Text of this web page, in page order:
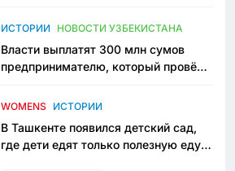
пространство
ИСТОРИИ НОВОСТИ УЗБЕКИСТАНА
Власти выплатят 300 млн сумов
предпринимателю, который провёл
приговору
WOMENS ИСТОРИИ
В Ташкенте появился детский сад,
где дети едят только полезную еду.